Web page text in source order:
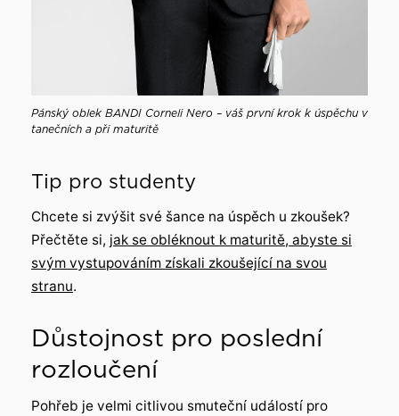
Pánský oblek BANDI Corneli Nero – váš první krok k úspěchu v
tanečních a při maturitě
Tip pro studenty
Chcete si zvýšit své šance na úspěch u zkoušek?
Přečtěte si, jak se obléknout k maturitě, abyste si
svým vystupováním získali zkoušející na svou
stranu.
Důstojnost pro poslední
rozloučení
Pohřeb je velmi citlivou smuteční událostí pro